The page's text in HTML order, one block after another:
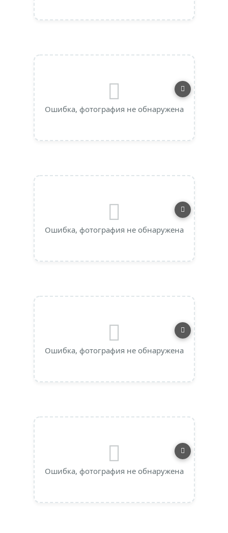
Ошибка, фотография не обнаружена
Ошибка, фотография не обнаружена
Ошибка, фотография не обнаружена
Ошибка, фотография не обнаружена